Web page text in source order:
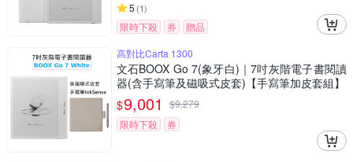
5 (1)
限時下殺 券
贈品
高對比Carta 1300
文石BOOX Go 7(象牙白)｜7吋灰階電子書閱讀
器(含手寫筆及磁吸式皮套)【手寫筆加皮套組】
$9,001 $9,279
限時下殺
券